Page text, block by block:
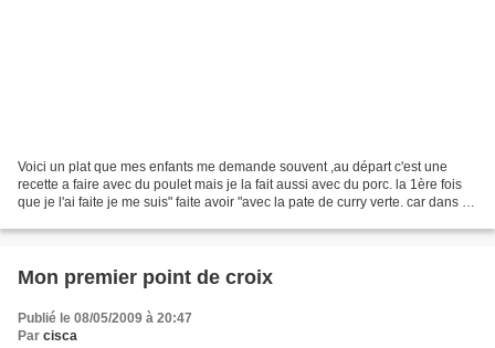
Voici un plat que mes enfants me demande souvent ,au départ c'est une
recette a faire avec du poulet mais je la fait aussi avec du porc. la 1ère fois
que je l'ai faite je me suis" faite avoir "avec la pate de curry verte. car dans la
Mon premier point de croix
Publié le 08/05/2009 à 20:47
Par cisca